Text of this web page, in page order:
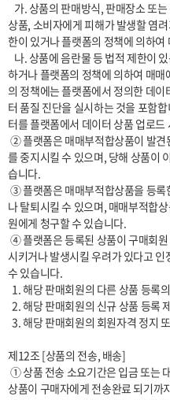
상품, 소비자에게 피해가 발생할 염
한이 있거나 플랫폼의 정책에 의하
하거나 플랫폼의 정책에 의하여 매
의 정책에는 플랫폼에서 정의한 데
터 품질 진단을 실시하는 것을 포함
터를 플랫폼에서 데이터 상품 업로드
를 중지시킬 수 있으며, 당해 상품이
습니다.
나 탈퇴시킬 수 있으며, 매매부적합
원에게 청구할 수 있습니다.
시키거나 발생시킬 우려가 있다고
수 있습니다.
  2. 해당 판매회원의 신규 상품 등록 제한
  3. 해당 판매회원의 회원자격 정지 또는 서비스 이용 제한
제12조 [상품의 전송, 배송]
상품이 구매자에게 전송완료 되기까